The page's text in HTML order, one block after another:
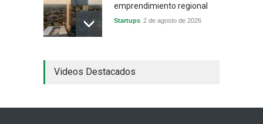
emprendimiento regional
Startups 2 de agosto de 2026
industrial y el golpe puede
Sin Categoría 1 de agosto de 2026
Videos Destacados